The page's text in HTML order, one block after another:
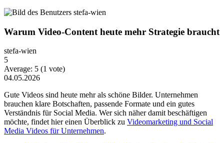
Warum Video-Content heute mehr Strategie braucht
stefa-wien
5
Average: 5 (1 vote)
04.05.2026
Gute Videos sind heute mehr als schöne Bilder. Unternehmen
brauchen klare Botschaften, passende Formate und ein gutes
Verständnis für Social Media. Wer sich näher damit beschäftigen
möchte, findet hier einen Überblick zu Videomarketing und Social
Media Videos für Unternehmen.